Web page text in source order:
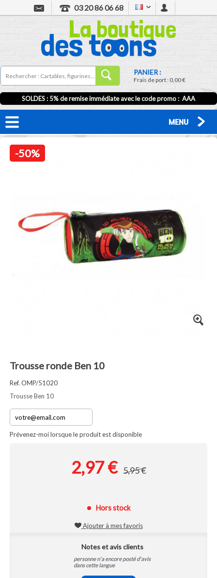
03 20 86 06 68
PANIER :
Frais de port :0,00 €
SOLDES : 5% de remise immédiate avec le code promo : AAA
MENU
-50%
Trousse ronde Ben 10
Ref. OMP/51020
Trousse Ben 10
Prévenez-moi lorsque le produit est disponible
2,97 € 5,95 €
Hors stock
Ajouter à mes favoris
Notes et avis clients
personne n'a encore posté d'avis
dans cette langue